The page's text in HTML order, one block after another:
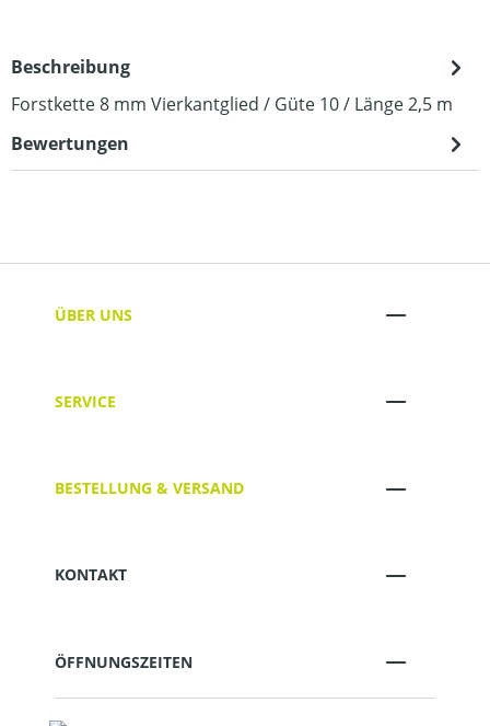
Beschreibung
Forstkette 8 mm Vierkantglied / Güte 10 / Länge 2,5 m
Bewertungen
ÜBER UNS
SERVICE
BESTELLUNG & VERSAND
KONTAKT
ÖFFNUNGSZEITEN